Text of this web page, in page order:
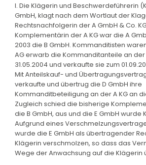
I. Die Klägerin und Beschwerdeführerin
GmbH, klagt nach dem Wortlaut der
Rechtsnachfolgerin der A GmbH & Co.
Komplementärin der A KG war die A
2003 die B GmbH. Kommanditisten waren
AG erwarb die Kommanditanteile an der
31.05.2004 und verkaufte sie zum
Mit Anteilskauf- und Übertragungsvertrag
verkaufte und übertrug die D GmbH ihre
Kommanditbeteiligung an der A KG an
Zugleich schied die bisherige
die B GmbH, aus und die E GmbH wurde
Aufgrund eines
wurde die E GmbH als übertragender
Klägerin verschmolzen, so dass das
Wege der Anwachsung auf die Klägerin